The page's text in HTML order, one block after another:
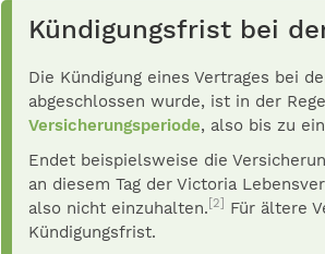
Kündigungsfrist bei
Die Kündigung eines Vertrages bei
abgeschlossen wurde, ist in der
Versicherungsperiode, also bis zu
Endet beispielsweise die
an diesem Tag der Victoria
also nicht einzuhalten. [2]
Für ältere
Kündigungsfrist.